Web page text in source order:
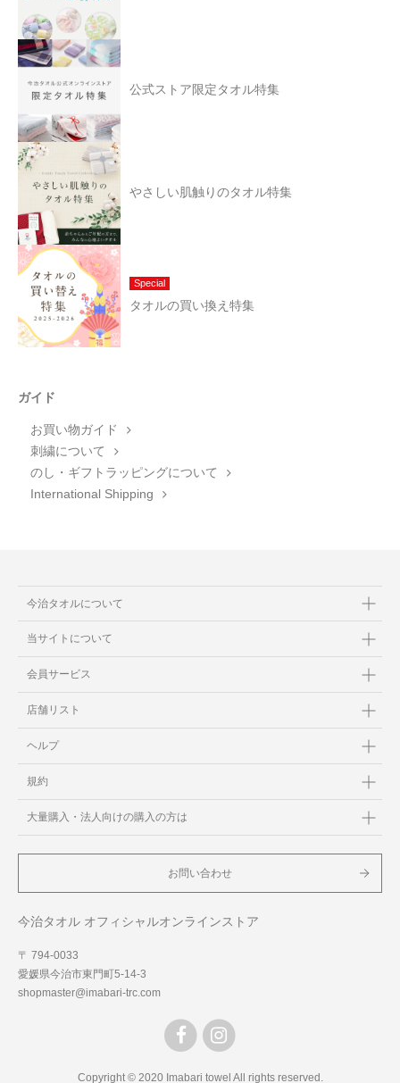
公式ストア限定タオル特集
やさしい肌触りのタオル特集
Special
タオルの買い換え特集
ガイド
お買い物ガイド
刺繍について
のし・ギフトラッピングについて
International Shipping
今治タオルについて
当サイトについて
会員サービス
店舗リスト
ヘルプ
規約
大量購入・法人向けの購入の方は
お問い合わせ
今治タオル オフィシャルオンラインストア
〒 794-0033
愛媛県今治市東門町5-14-3
shopmaster@imabari-trc.com
Copyright © 2020 Imabari towel All rights reserved.